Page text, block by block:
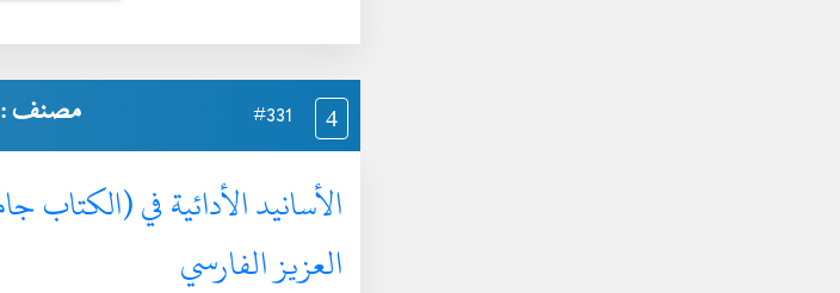
4
#331 مصنف
الأسانيد الأدائية في
العزيز الفارسي